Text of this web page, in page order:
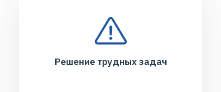
Решение трудных задач